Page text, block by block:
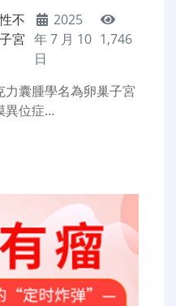
不
子宮
2025
年 7 月 10
日
1,746
囊腫學名為卵巢子宮
異位症…